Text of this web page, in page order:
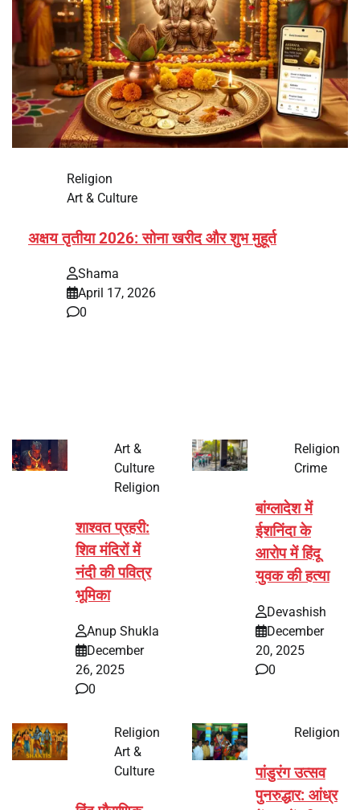
Religion
Art & Culture
अक्षय तृतीया 2026: सोना खरीद और शुभ मुहूर्त
Shama
April 17, 2026
0
Art &
Culture
Religion
शाश्वत प्रहरी:
शिव मंदिरों में
नंदी की पवित्र
भूमिका
Anup Shukla
December
26, 2025
0
Religion
Crime
बांग्लादेश में
ईशनिंदा के
आरोप में हिंदू
युवक की हत्या
Devashish
December
20, 2025
0
Religion
Art &
Culture
Religion
पांडुरंग उत्सव
पुनरुद्धार: आंध्र